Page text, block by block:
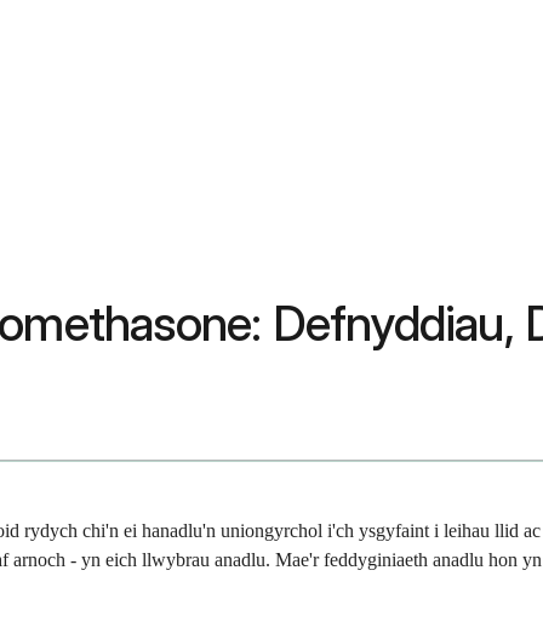
Defnyddiau,
rydych chi'n ei hanadlu'n uniongyrchol i'ch ysgyfaint i leihau llid
- yn eich llwybrau anadlu. Mae'r feddyginiaeth anadlu hon